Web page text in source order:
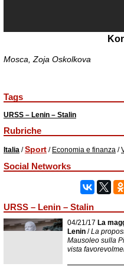
Mosca, Zoja Oskolkova
Tags
URSS – Lenin – Stalin
Rubriche
Italia /Sport / Economia e finanza /
Social Networks
URSS – Lenin – Stalin
04/21/17 La
Lenin /La
Mausoleo sulla
vista